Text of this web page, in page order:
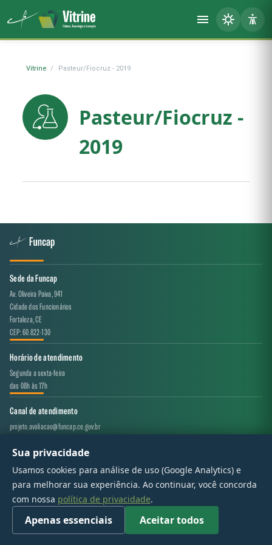
Vitrine Pasteur/Fiocruz - 2019
Pasteur/Fiocruz -
2019
Sede da Funcap
Av. Oliveira Paiva, 941
Cidade dos Funcionários
Fortaleza, CE
CEP: 60.822-130
Horário de atendimento
Segunda a sexta-feira
das 08h às 17h
Canal de atendimento
projeto.avaliacao@funcap.ce.gov.br
Sua privacidade
Usamos cookies para análise de uso (Google Analytics) e
para melhorar sua experiência. Ao continuar, você concorda
com nossa política de privacidade.
Apenas essenciais Aceitar todos